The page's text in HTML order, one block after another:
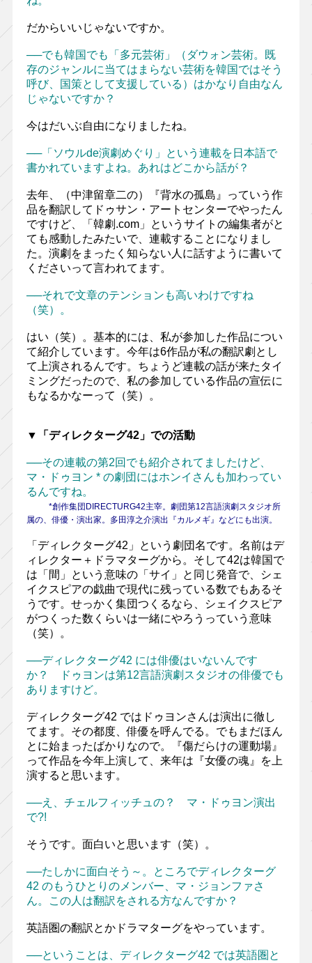
だからいいじゃないですか。
──でも韓国でも「多元芸術」（ダウォン芸術。既
存のジャンルに当てはまらない芸術を韓国ではそう
呼び、国策として支援している）はかなり自由なん
じゃないですか？
今はだいぶ自由になりましたね。
──「ソウルde演劇めぐり」という連載を日本語で
書かれていますよね。あれはどこから話が？
去年、（中津留章二の）『背水の孤島』っていう作
品を翻訳してドゥサン・アートセンターでやったん
ですけど、「韓劇.com」というサイトの編集者がと
ても感動したみたいで、連載することになりまし
た。演劇をまったく知らない人に話すように書いて
くださいって言われてます。
──それで文章のテンションも高いわけですね
（笑）。
はい（笑）。基本的には、私が参加した作品につい
て紹介しています。今年は6作品が私の翻訳劇とし
て上演されるんです。ちょうど連載の話が来たタイ
ミングだったので、私の参加している作品の宣伝に
もなるかなーって（笑）。
▼「ディレクターグ42」での活動
──その連載の第2回でも紹介されてましたけど、
マ・ドゥヨン * の劇団にはホンイさんも加わってい
るんですね。
*創作集団DIRECTURG42主宰。劇団第12言語演劇スタジオ所
属の、俳優・演出家。多田淳之介演出『カルメギ』などにも出演。
「ディレクターグ42」という劇団名です。名前はデ
ィレクター＋ドラマターグから。そして42は韓国で
は「間」という意味の「サイ」と同じ発音で、シェ
イクスピアの戯曲で現代に残っている数でもあるそ
うです。せっかく集団つくるなら、シェイクスピア
がつくった数くらいは一緒にやろうっていう意味
（笑）。
──ディレクターグ42 には俳優はいないんです
か？ ドゥヨンは第12言語演劇スタジオの俳優でも
ありますけど。
ディレクターグ42 ではドゥヨンさんは演出に徹し
てます。その都度、俳優を呼んでる。でもまだほん
とに始まったばかりなので。『傷だらけの運動場』
って作品を今年上演して、来年は『女優の魂』を上
演すると思います。
──え、チェルフィッチュの？ マ・ドゥヨン演出
で?!
そうです。面白いと思います（笑）。
──たしかに面白そう～。ところでディレクターグ
42 のもうひとりのメンバー、マ・ジョンファさ
ん。この人は翻訳をされる方なんですか？
英語圏の翻訳とかドラマターグをやっています。
──ということは、ディレクターグ42 では英語圏と